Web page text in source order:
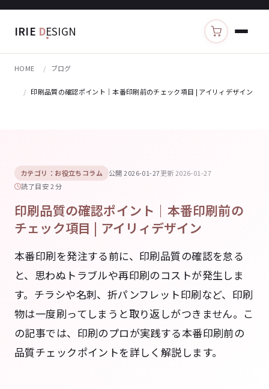
IRIE DESIGN カートを見る
HOME ブログ
印刷品質の確認ポイント｜本番印刷前のチェック項目 | アイリィデザイン
カテゴリ：お役立ちコラム 公開 2026-01-27更新 2026-01-27
読了目安 2 分
印刷品質の確認ポイント｜本番印刷前の
チェック項目 | アイリィデザイン
本番印刷を発注する前に、印刷品質の確認を怠る
と、思わぬトラブルや再印刷のコストが発生しま
す。チラシや名刺、折パンフレット印刷など、印刷
物は一度刷ってしまうと取り返しがつきません。こ
の記事では、印刷のプロが実践する本番印刷前の
品質チェックポイントを詳しく解説します。